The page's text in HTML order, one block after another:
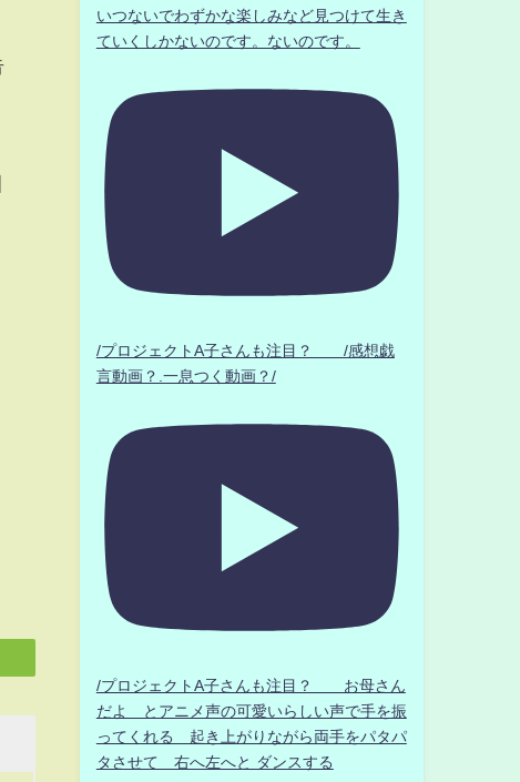
いつないでわずかな楽しみなど見つけて生き
ていくしかないのです。ないのです。
/プロジェクトA子さんも注目？ /感想戯
言動画？.一息つく動画？/
/プロジェクトA子さんも注目？ お母さん
だよ とアニメ声の可愛いらしい声で手を振
ってくれる 起き上がりながら両手をパタパ
タさせて 右へ左へと ダンスする